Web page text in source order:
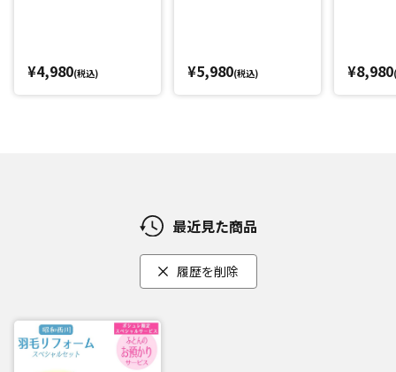
¥4,980(税込) ¥5,980(税込) ¥8,980
最近見た商品
履歴を削除